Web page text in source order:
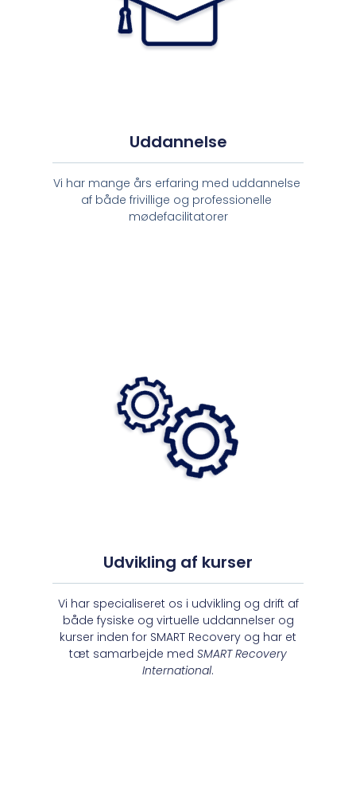
Uddannelse
Vi har mange års erfaring med uddannelse
af både frivillige og professionelle
mødefacilitatorer
Udvikling af kurser
Vi har specialiseret os i udvikling og drift af
både fysiske og virtuelle uddannelser og
kurser inden for SMART Recovery og har et
tæt samarbejde med SMART Recovery
International.